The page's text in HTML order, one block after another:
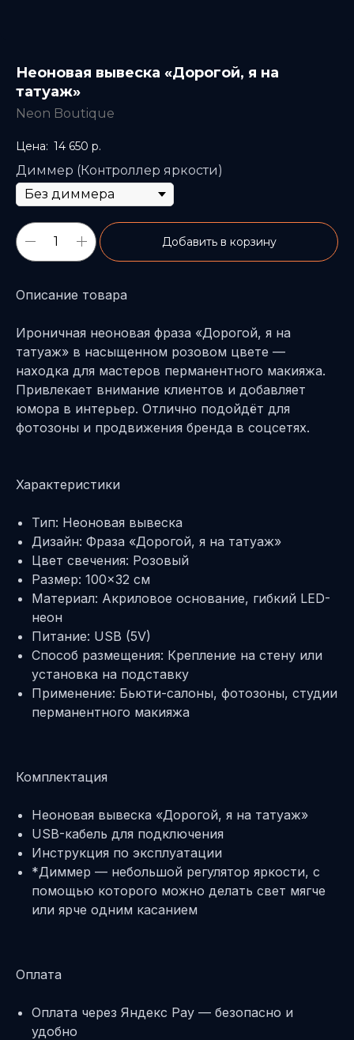
Неоновая вывеска «Дорогой, я на
татуаж»
Neon Boutique
14 650 р.
Диммер (Контроллер яркости)
Добавить в корзину
Описание товара
Ироничная неоновая фраза «Дорогой, я на
татуаж» в насыщенном розовом цвете —
находка для мастеров перманентного макияжа.
Привлекает внимание клиентов и добавляет
юмора в интерьер. Отлично подойдёт для
фотозоны и продвижения бренда в соцсетях.
Характеристики
Тип: Неоновая вывеска
Дизайн: Фраза «Дорогой, я на татуаж»
Цвет свечения: Розовый
Размер: 100×32 см
Материал: Акриловое основание, гибкий LED-
неон
Питание: USB (5V)
Способ размещения: Крепление на стену или
установка на подставку
Применение: Бьюти-салоны, фотозоны, студии
перманентного макияжа
Комплектация
Неоновая вывеска «Дорогой, я на татуаж»
USB-кабель для подключения
Инструкция по эксплуатации
*Диммер — небольшой регулятор яркости, с
помощью которого можно делать свет мягче
или ярче одним касанием
Оплата
Оплата через Яндекс Pay — безопасно и
удобно